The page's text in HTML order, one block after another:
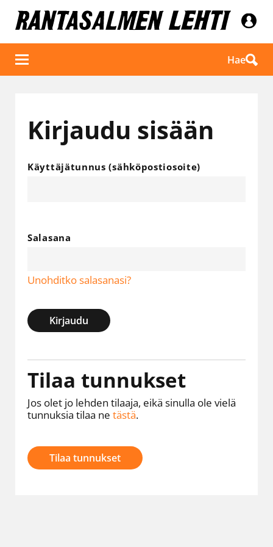
Hae
Kirjaudu sisään
Käyttäjätunnus (sähköpostiosoite)
Salasana
Unohditko salasanasi?
Kirjaudu
Tilaa tunnukset
Jos olet jo lehden tilaaja, eikä sinulla ole vielä
tunnuksia tilaa ne tästä.
Tilaa tunnukset